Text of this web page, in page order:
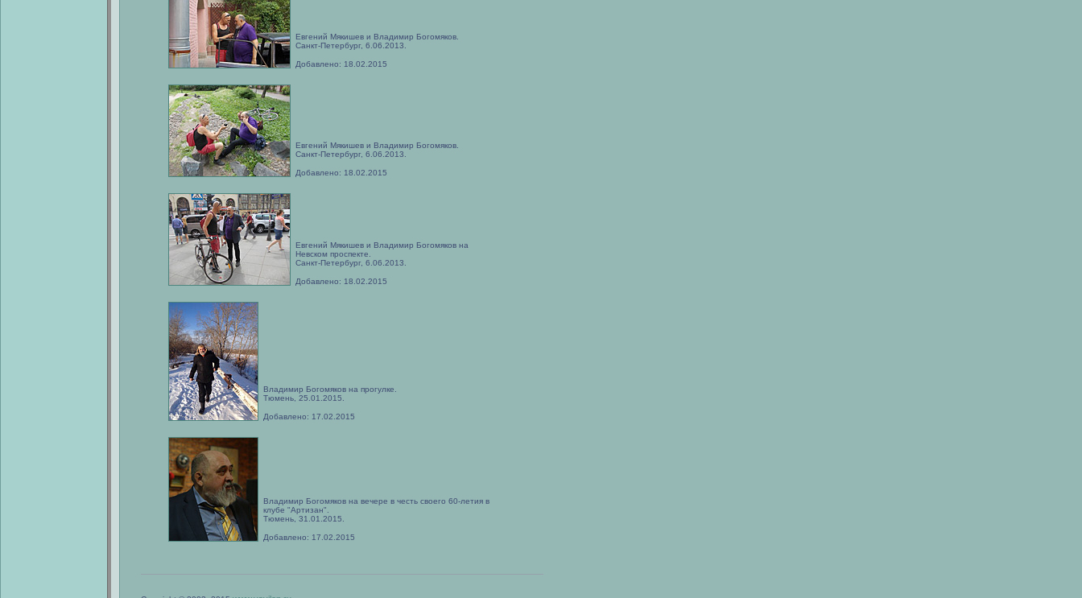
Евгений Мякишев и Владимир Богомяков.
Санкт-Петербург, 6.06.2013.
Добавлено: 18.02.2015
Евгений Мякишев и Владимир Богомяков.
Санкт-Петербург, 6.06.2013.
Добавлено: 18.02.2015
Евгений Мякишев и Владимир Богомяков на
Невском проспекте.
Санкт-Петербург, 6.06.2013.
Добавлено: 18.02.2015
Владимир Богомяков на прогулке.
Тюмень, 25.01.2015.
Добавлено: 17.02.2015
Владимир Богомяков на вечере в честь своего 60-летия в
клубе "Артизан".
Тюмень, 31.01.2015.
Добавлено: 17.02.2015